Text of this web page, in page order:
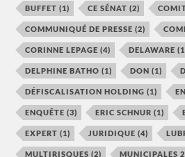
BUFFET (1) CE SÉNAT (2)
COMMUNIQUÉ DE PRESSE (2)
CORINNE LEPAGE (4) DELAWARE
DELPHINE BATHO (1) DON (1)
DÉFISCALISATION HOLDING (1)
ENQUÊTE (3) ERIC SCHNUR (1)
EXPERT (1) JURIDIQUE (4)
MULTIRISQUES (2) MUNICIPALES